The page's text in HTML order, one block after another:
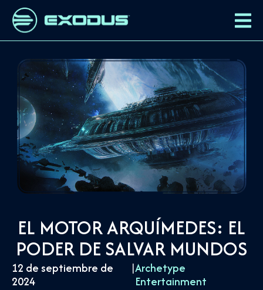
EL MOTOR ARQUÍMEDES: EL
PODER DE SALVAR MUNDOS
12 de septiembre de
2024
|Archetype
Entertainment